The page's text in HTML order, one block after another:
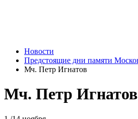
Новости
Предстоящие дни памяти
Мч. Петр Игнатов
Мч. Петр Игнатов